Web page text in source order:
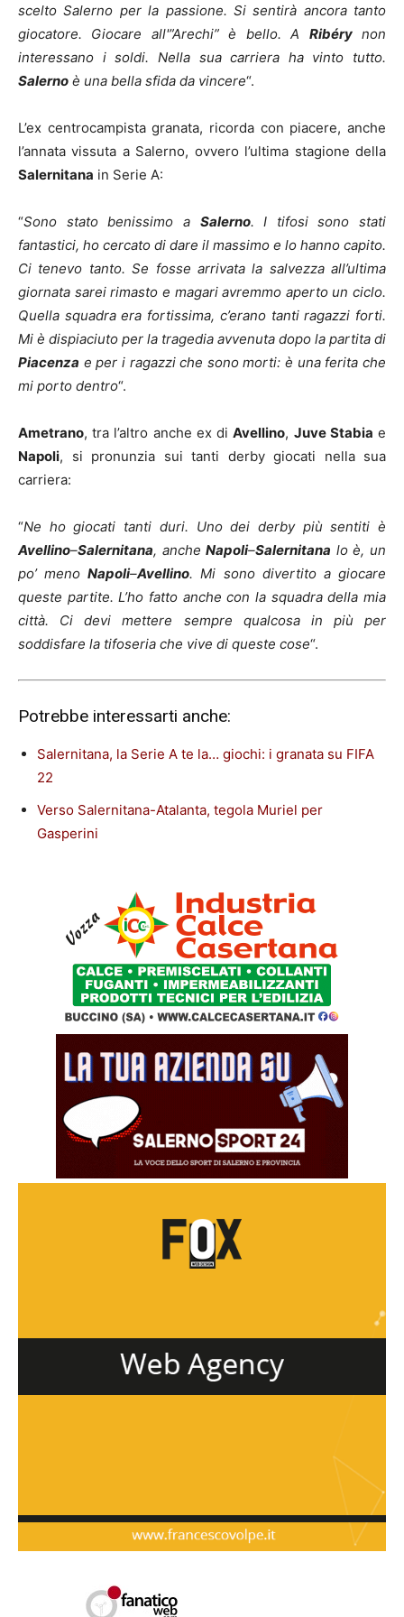
scelto Salerno per la passione. Si sentirà ancora tanto
giocatore. Giocare all'”Arechi” è bello. A Ribérynon
interessano i soldi. Nella sua carriera ha vinto tutto.
Salerno è una bella sfida da vincere“.
L’ex centrocampista granata, ricorda con piacere, anche
l’annata vissuta a Salerno, ovvero l’ultima stagione della
Salernitana in Serie A:
“Sono stato benissimo a Salerno. I tifosi sono stati
fantastici, ho cercato di dare il massimo e lo hanno capito.
Ci tenevo tanto. Se fosse arrivata la salvezza all’ultima
giornata sarei rimasto e magari avremmo aperto un ciclo.
Quella squadra era fortissima, c’erano tanti ragazzi forti.
Mi è dispiaciuto per la tragedia avvenuta dopo la partita di
Piacenza e per i ragazzi che sono morti: è una ferita che
mi porto dentro“.
Ametrano, tra l’altro anche ex diAvellino, Juve Stabia e
Napoli, si pronunzia sui tanti derby giocati nella sua
carriera:
“Ne ho giocati tanti duri. Uno dei derby più sentiti è
Avellino–Salernitana, ancheNapoli–Salernitana lo è, un
po’ menoNapoli–Avellino. Mi sono divertito a giocare
queste partite. L’ho fatto anche con la squadra della mia
città. Ci devi mettere sempre qualcosa in più per
soddisfare la tifoseria che vive di queste cose“.
Potrebbe interessarti anche:
Salernitana, la Serie A te la… giochi: i granata su FIFA
22
Verso Salernitana-Atalanta, tegola Muriel per
Gasperini